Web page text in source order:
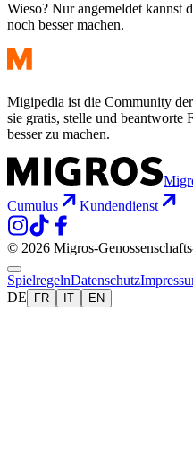
Wieso? Nur angemeldet kannst
noch besser machen.
Migipedia ist die Community
sie gratis, stelle und
besser zu machen.
Cumulus
Kundendienst
© 2026 Migros-
SpielregelnDatenschutz
DE
FR IT EN